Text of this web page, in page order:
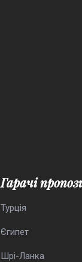
Гарачі
Турція
Єгипет
Шрі-Ланка